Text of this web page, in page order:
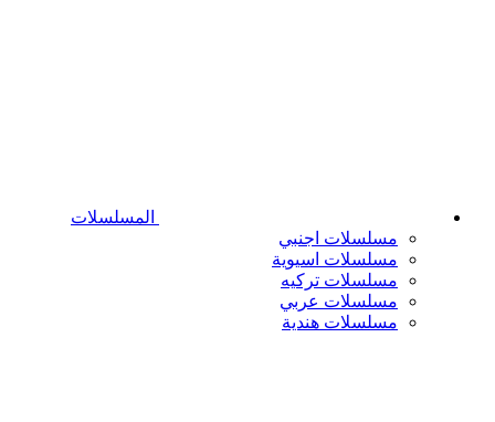
المسلسلات
مسلسلات اجنبي
مسلسلات اسيوية
مسلسلات تركيه
مسلسلات عربي
مسلسلات هندية